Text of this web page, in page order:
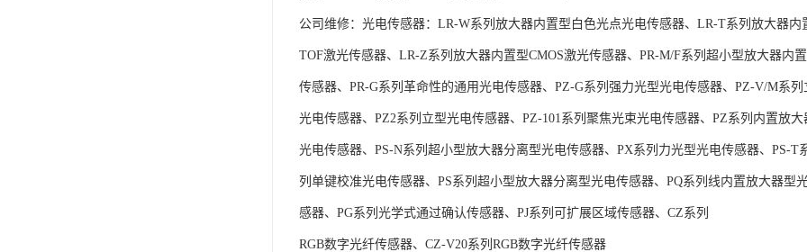
公司维修：光电传感器：LR-W系列放大器内置型白色光点光电传感器、LR-T系列放大器内
TOF激光传感器、LR-Z系列放大器内置型CMOS激光传感器、PR-M/F系列超小型放大器内
传感器、PR-G系列革命性的通用光电传感器、PZ-G系列强力光型光电传感器、PZ-V/M系列
光电传感器、PZ2系列立型光电传感器、PZ-101系列聚焦光束光电传感器、PZ系列内置放大
光电传感器、PS-N系列超小型放大器分离型光电传感器、PX系列力光型光电传感器、PS-T
列单键校准光电传感器、PS系列超小型放大器分离型光电传感器、PQ系列线内置放大器型
感器、PG系列光学式通过确认传感器、PJ系列可扩展区域传感器、CZ系列
RGB数字光纤传感器、CZ-V20系列RGB数字光纤传感器